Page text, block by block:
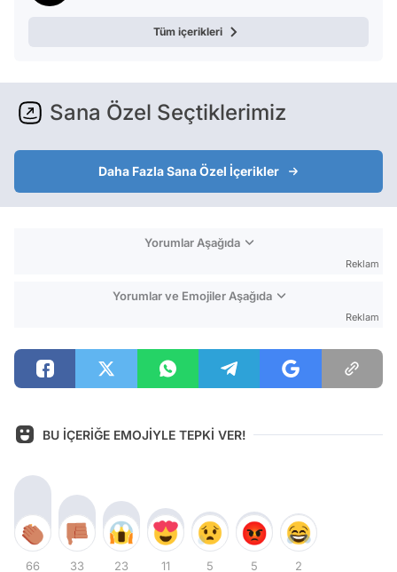
Tüm içerikleri
Sana Özel Seçtiklerimiz
Daha Fazla Sana Özel İçerikler
Yorumlar Aşağıda
Reklam
Yorumlar ve Emojiler Aşağıda
Reklam
BU İÇERİĞE EMOJİYLE TEPKİ VER!
66 33 23 11 5 5 2